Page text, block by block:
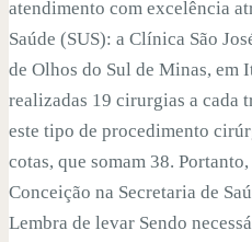
atendimento com excelência
Saúde (SUS): a Clínica São
de Olhos do Sul de Minas, em
realizadas 19 cirurgias a cada
este tipo de procedimento
cotas, que somam 38.
Conceição na Secretaria de
Lembra de levar Sendo